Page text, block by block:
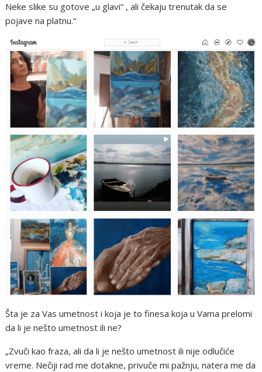
Neke slike su gotove „u glavi“ , ali čekaju trenutak da se
pojave na platnu.“
Šta je za Vas umetnost i koja je to finesa koja u Vama prelomi
da li je nešto umetnost ili ne?
„Zvuči kao fraza, ali da li je nešto umetnost ili nije odlučiće
vreme. Nečiji rad me dotakne, privuče mi pažnju, natera me da